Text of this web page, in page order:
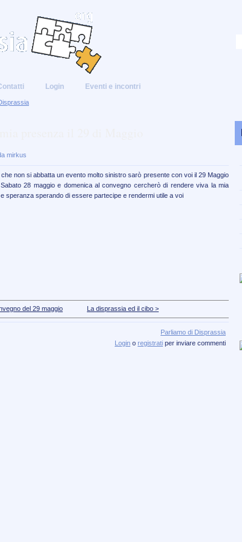
Login Eventi e incontri
mirkus
non si abbatta un evento molto sinistro sarò presente con voi il 29 Maggio
28 maggio e domenica al convegno cercherò di rendere viva la mia
speranza sperando di essere partecipe e rendermi utile a voi
del 29 maggio La disprassia ed il cibo >
Parliamo di Disprassia
Login o registrati per inviare commenti